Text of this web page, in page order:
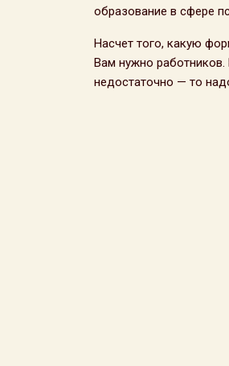
образование в сфере
Насчет того, какую
Вам нужно
недостаточно — то